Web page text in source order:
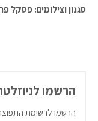
סגנון וצילומים: פסקל
הרשמו
הרשמו לרשימת